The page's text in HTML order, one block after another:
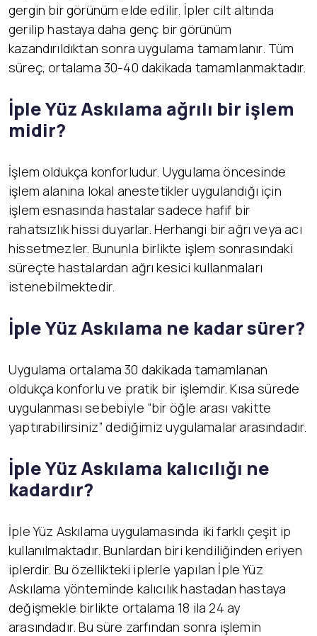
gergin bir görünüm elde edilir. İpler cilt altında
gerilip hastaya daha genç bir görünüm
kazandırıldıktan sonra uygulama tamamlanır. Tüm
süreç, ortalama 30-40 dakikada tamamlanmaktadır.
İple Yüz Askılama ağrılı bir işlem
midir?
İşlem oldukça konforludur. Uygulama öncesinde
işlem alanına lokal anestetikler uygulandığı için
işlem esnasında hastalar sadece hafif bir
rahatsızlık hissi duyarlar. Herhangi bir ağrı veya acı
hissetmezler. Bununla birlikte işlem sonrasındaki
süreçte hastalardan ağrı kesici kullanmaları
istenebilmektedir.
İple Yüz Askılama ne kadar sürer?
Uygulama ortalama 30 dakikada tamamlanan
oldukça konforlu ve pratik bir işlemdir. Kısa sürede
uygulanması sebebiyle “bir öğle arası vakitte
yaptırabilirsiniz” dediğimiz uygulamalar arasındadır.
İple Yüz Askılama kalıcılığı ne
kadardır?
İple Yüz Askılama uygulamasında iki farklı çeşit ip
kullanılmaktadır. Bunlardan biri kendiliğinden eriyen
iplerdir. Bu özellikteki iplerle yapılan İple Yüz
Askılama yönteminde kalıcılık hastadan hastaya
değişmekle birlikte ortalama 18 ila 24 ay
arasındadır. Bu süre zarfından sonra işlemin